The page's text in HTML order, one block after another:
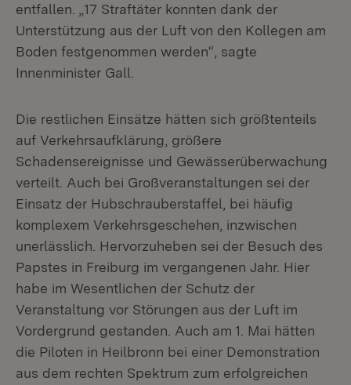
entfallen. „17 Straftäter konnten dank der
Unterstützung aus der Luft von den Kollegen am
Boden festgenommen werden“, sagte
Innenminister Gall.
Die restlichen Einsätze hätten sich größtenteils
auf Verkehrsaufklärung, größere
Schadensereignisse und Gewässerüberwachung
verteilt. Auch bei Großveranstaltungen sei der
Einsatz der Hubschrauberstaffel, bei häufig
komplexem Verkehrsgeschehen, inzwischen
unerlässlich. Hervorzuheben sei der Besuch des
Papstes in Freiburg im vergangenen Jahr. Hier
habe im Wesentlichen der Schutz der
Veranstaltung vor Störungen aus der Luft im
Vordergrund gestanden. Auch am 1. Mai hätten
die Piloten in Heilbronn bei einer Demonstration
aus dem rechten Spektrum zum erfolgreichen